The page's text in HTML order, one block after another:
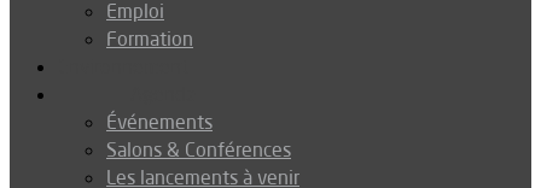
Emploi
Formation
Événements
Salons & Conférences
Les lancements à venir